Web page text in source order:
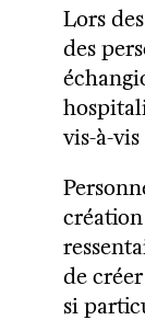
Lors
des
vis-à-
de
si